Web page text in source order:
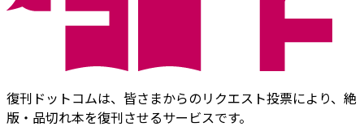
復刊ドットコムは、皆さまからのリクエスト投票により、絶
版・品切れ本を復刊させるサービスです。